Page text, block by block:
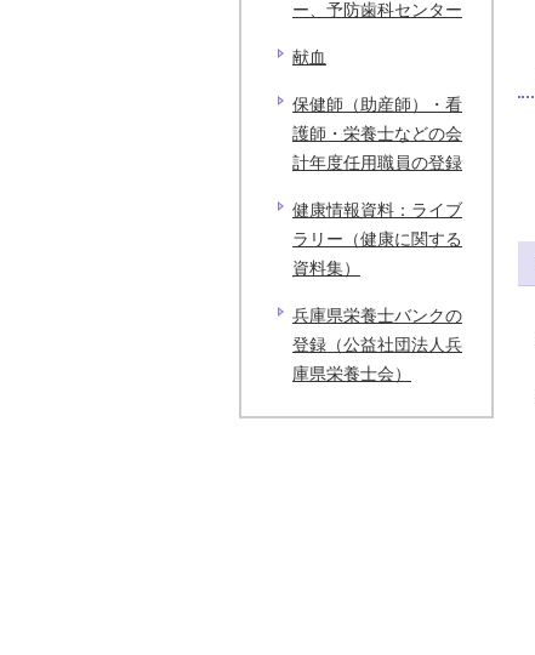
ー、予防歯科センター
献血
保健師（助産師）・看
護師・栄養士などの会
計年度任用職員の登録
健康情報資料：ライブ
ラリー（健康に関する
資料集）
兵庫県栄養士バンクの
登録（公益社団法人兵
庫県栄養士会）